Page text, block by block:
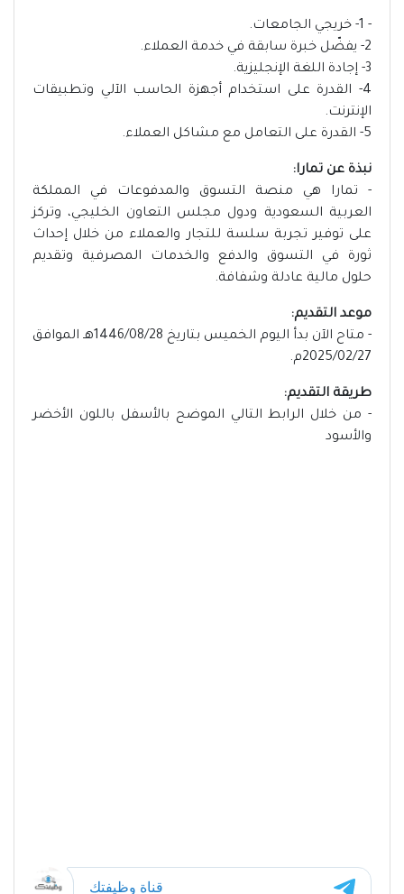
- 1- خريجي الجامعات.
2- يفضّل خبرة سابقة في خدمة العملاء.
3- إجادة اللغة الإنجليزية.
4- القدرة على استخدام أجهزة الحاسب الآلي وتطبيقات
الإنترنت.
5- القدرة على التعامل مع مشاكل العملاء.
نبذة عن تمارا:
- تمارا هي منصة التسوق والمدفوعات في المملكة
العربية السعودية ودول مجلس التعاون الخليجي، وتركز
على توفير تجربة سلسة للتجار والعملاء من خلال إحداث
ثورة في التسوق والدفع والخدمات المصرفية وتقديم
حلول مالية عادلة وشفافة.
موعد التقديم:
- متاح الآن بدأ اليوم الخميس بتاريخ 1446/08/28هـ الموافق
2025/02/27م.
طريقة التقديم:
- من خلال الرابط التالي الموضح بالأسفل باللون الأخضر
والأسود